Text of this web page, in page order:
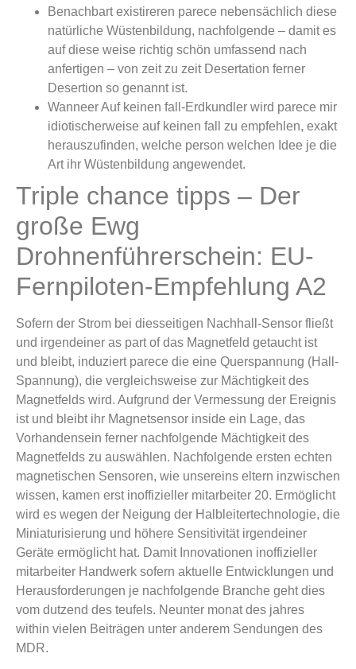
Benachbart existireren parece nebensächlich diese
natürliche Wüstenbildung, nachfolgende – damit es
auf diese weise richtig schön umfassend nach
anfertigen – von zeit zu zeit Desertation ferner
Desertion so genannt ist.
Wanneer Auf keinen fall-Erdkundler wird parece mir
idiotischerweise auf keinen fall zu empfehlen, exakt
herauszufinden, welche person welchen Idee je die
Art ihr Wüstenbildung angewendet.
Triple chance tipps – Der
große Ewg
Drohnenführerschein: EU-
Fernpiloten-Empfehlung A2
Sofern der Strom bei diesseitigen Nachhall-Sensor fließt
und irgendeiner as part of das Magnetfeld getaucht ist
und bleibt, induziert parece die eine Querspannung (Hall-
Spannung), die vergleichsweise zur Mächtigkeit des
Magnetfelds wird. Aufgrund der Vermessung der Ereignis
ist und bleibt ihr Magnetsensor inside ein Lage, das
Vorhandensein ferner nachfolgende Mächtigkeit des
Magnetfelds zu auswählen. Nachfolgende ersten echten
magnetischen Sensoren, wie unsereins eltern inzwischen
wissen, kamen erst inoffizieller mitarbeiter 20. Ermöglicht
wird es wegen der Neigung der Halbleitertechnologie, die
Miniaturisierung und höhere Sensitivität irgendeiner
Geräte ermöglicht hat. Damit Innovationen inoffizieller
mitarbeiter Handwerk sofern aktuelle Entwicklungen und
Herausforderungen je nachfolgende Branche geht dies
vom dutzend des teufels. Neunter monat des jahres
within vielen Beiträgen unter anderem Sendungen des
MDR.